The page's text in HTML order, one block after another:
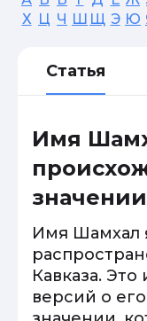
Х Ц Ч Ш Щ Э Ю
Статья
Имя
Имя Шамхал
Кавказа.
версий о